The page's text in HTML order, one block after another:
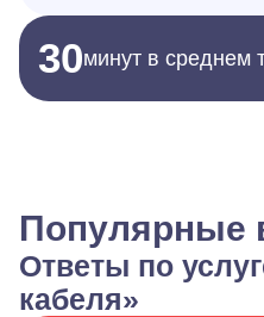
30минут в среднем
Популярные
Ответы по
кабеля»